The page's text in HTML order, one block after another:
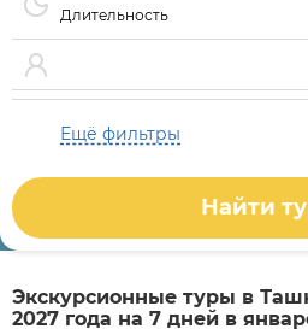
Длительность
Ещё фильтры
Найти
Экскурсионные туры в
2027 года на 7 дней в